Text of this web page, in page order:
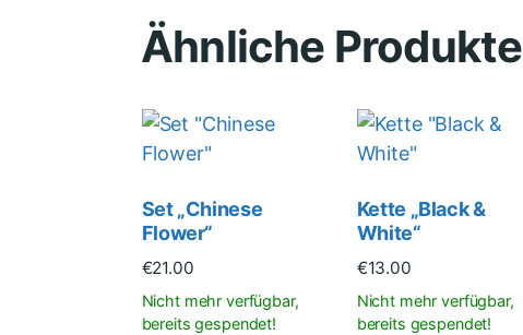
Ähnliche Produkte
Set „Chinese
Flower“
€21.00
Kette „Black &
White“
€13.00